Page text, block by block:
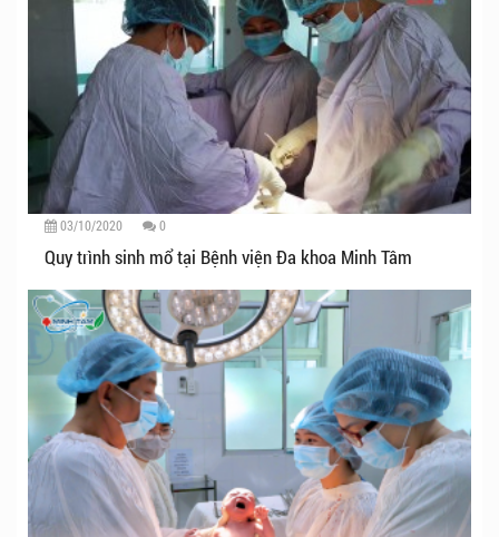
03/10/2020 0
Quy trình sinh mổ tại Bệnh viện Đa khoa Minh Tâm